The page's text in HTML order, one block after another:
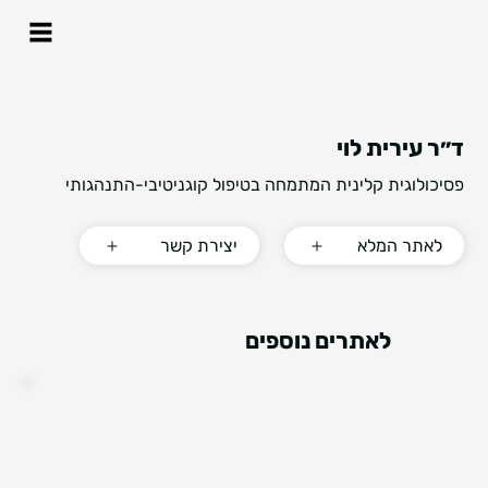
ד״ר עירית לוי
פסיכולוגית קלינית המתמחה בטיפול קוגניטיבי-התנהגותי
יצירת קשר לאתר המלא
לאתרים נוספים